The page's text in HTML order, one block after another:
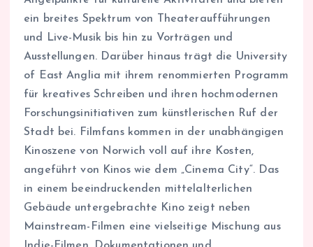
ein breites Spektrum von Theateraufführungen
und Live-Musik bis hin zu Vorträgen und
Ausstellungen. Darüber hinaus trägt die University
of East Anglia mit ihrem renommierten Programm
für kreatives Schreiben und ihren hochmodernen
Forschungsinitiativen zum künstlerischen Ruf der
Stadt bei. Filmfans kommen in der unabhängigen
Kinoszene von Norwich voll auf ihre Kosten,
angeführt von Kinos wie dem „Cinema City“. Das
in einem beeindruckenden mittelalterlichen
Gebäude untergebrachte Kino zeigt neben
Mainstream-Filmen eine vielseitige Mischung aus